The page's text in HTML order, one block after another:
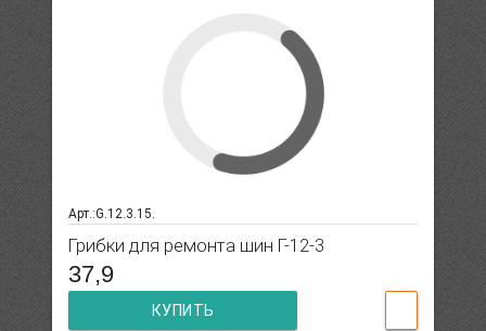
Арт.:G.12.3.15.
Грибки для ремонта шин Г-12-3
37,9
КУПИТЬ